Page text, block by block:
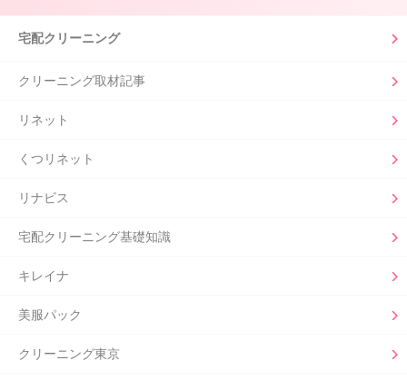
宅配クリーニング
クリーニング取材記事
リネット
くつリネット
リナビス
宅配クリーニング基礎知識
キレイナ
美服パック
クリーニング東京